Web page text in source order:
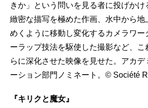
きか」という問いを見る者に投げかけ
緻密な描写を極めた作画、水中から地
めくように移動し変化するカメラワー
ーラップ技法を駆使した撮影など、こ
らに深化させた映像を見せた。アカデ
ーション部門ノミネート。© Société
『キリクと魔女』